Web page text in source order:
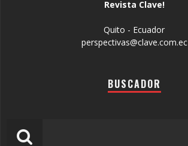
Revista Clave!
Quito - Ecuador
perspectivas@clave.com.ec
BUSCADOR